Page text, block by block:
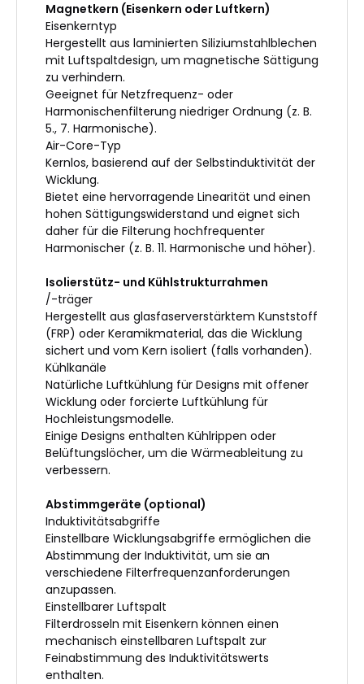
Magnetkern (Eisenkern oder Luftkern)
Eisenkerntyp
Hergestellt aus laminierten Siliziumstahlblechen
mit Luftspaltdesign, um magnetische Sättigung
zu verhindern.
Geeignet für Netzfrequenz- oder
Harmonischenfilterung niedriger Ordnung (z. B.
5., 7. Harmonische).
Air-Core-Typ
Kernlos, basierend auf der Selbstinduktivität der
Wicklung.
Bietet eine hervorragende Linearität und einen
hohen Sättigungswiderstand und eignet sich
daher für die Filterung hochfrequenter
Harmonischer (z. B. 11. Harmonische und höher).
Isolierstütz- und Kühlstrukturrahmen
/-träger
Hergestellt aus glasfaserverstärktem Kunststoff
(FRP) oder Keramikmaterial, das die Wicklung
sichert und vom Kern isoliert (falls vorhanden).
Kühlkanäle
Natürliche Luftkühlung für Designs mit offener
Wicklung oder forcierte Luftkühlung für
Hochleistungsmodelle.
Einige Designs enthalten Kühlrippen oder
Belüftungslöcher, um die Wärmeableitung zu
verbessern.
Abstimmgeräte (optional)
Induktivitätsabgriffe
Einstellbare Wicklungsabgriffe ermöglichen die
Abstimmung der Induktivität, um sie an
verschiedene Filterfrequenzanforderungen
anzupassen.
Einstellbarer Luftspalt
Filterdrosseln mit Eisenkern können einen
mechanisch einstellbaren Luftspalt zur
Feinabstimmung des Induktivitätswerts
enthalten.